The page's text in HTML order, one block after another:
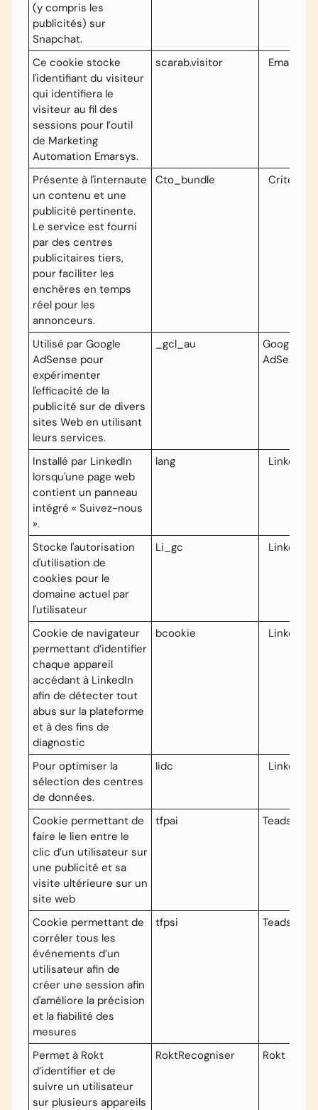
(y compris les
publicités) sur
Snapchat.
Ce cookie stocke
l'identifiant du visiteur
qui identifiera le
visiteur au fil des
sessions pour l’outil
de Marketing
Automation Emarsys.
scarab.visitor Emarsys
Présente à l'internaute
un contenu et une
publicité pertinente.
Le service est fourni
par des centres
publicitaires tiers,
pour faciliter les
enchères en temps
réel pour les
annonceurs.
Cto_bundle Critéo
Utilisé par Google
AdSense pour
expérimenter
l'efficacité de la
publicité sur de divers
sites Web en utilisant
leurs services.
_gcl_au
Google
AdSense
Installé par LinkedIn
lorsqu'une page web
contient un panneau
intégré « Suivez-nous
».
lang LinkedIn
Stocke l'autorisation
d'utilisation de
cookies pour le
domaine actuel par
l'utilisateur
Li_gc LinkedIn
Cookie de navigateur
permettant d’identifier
chaque appareil
accédant à LinkedIn
afin de détecter tout
abus sur la plateforme
et à des fins de
diagnostic
bcookie Linkedin
Pour optimiser la
sélection des centres
de données.
lidc LinkedIn
Cookie permettant de
faire le lien entre le
clic d’un utilisateur sur
une publicité et sa
visite ultérieure sur un
site web
tfpai Teads
Cookie permettant de
corréler tous les
événements d’un
utilisateur afin de
créer une session afin
d'améliore la précision
et la fiabilité des
mesures
tfpsi Teads
Permet à Rokt
d’identifier et de
suivre un utilisateur
sur plusieurs appareils
RoktRecogniser Rokt